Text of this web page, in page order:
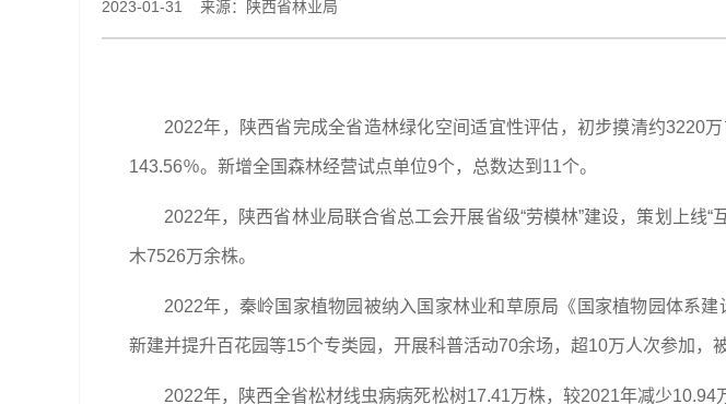
2023-01-31 来源：​陕西省林业局
2022年，陕西省完成全省造林绿化空间适宜性评估，初步摸清约3220
143.56％。新增全国森林经营试点单位9个，总数达到11个。
2022年，陕西省林业局联合省总工会开展省级“劳模林”建设，策划上线
木7526万余株。
2022年，秦岭国家植物园被纳入国家林业和草原局《国家植物园体系
新建并提升百花园等15个专类园，开展科普活动70余场，超10万人次参加，
2022年，陕西全省松材线虫病病死松树17.41万株，较2021年减少